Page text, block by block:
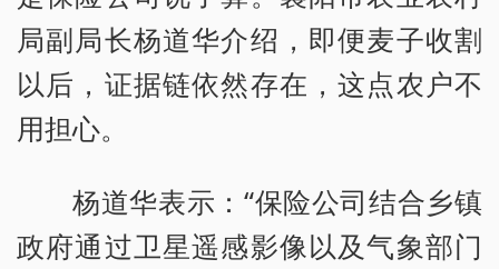
局副局长杨道华介绍，即便麦子收割
以后，证据链依然存在，这点农户不
用担心。
杨道华表示：“保险公司结合乡镇
政府通过卫星遥感影像以及气象部门